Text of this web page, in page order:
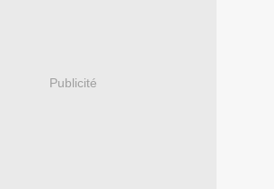
Publicité